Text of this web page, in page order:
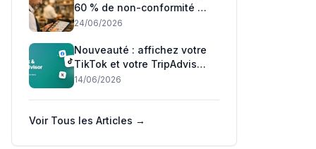
60 % de non-conformité —
ce que la DGCCRF et l'UE
24/06/2026
Nouveauté : affichez votre
TikTok et votre TripAdvisor
sur votre menu 📲
14/06/2026
Voir Tous les Articles →